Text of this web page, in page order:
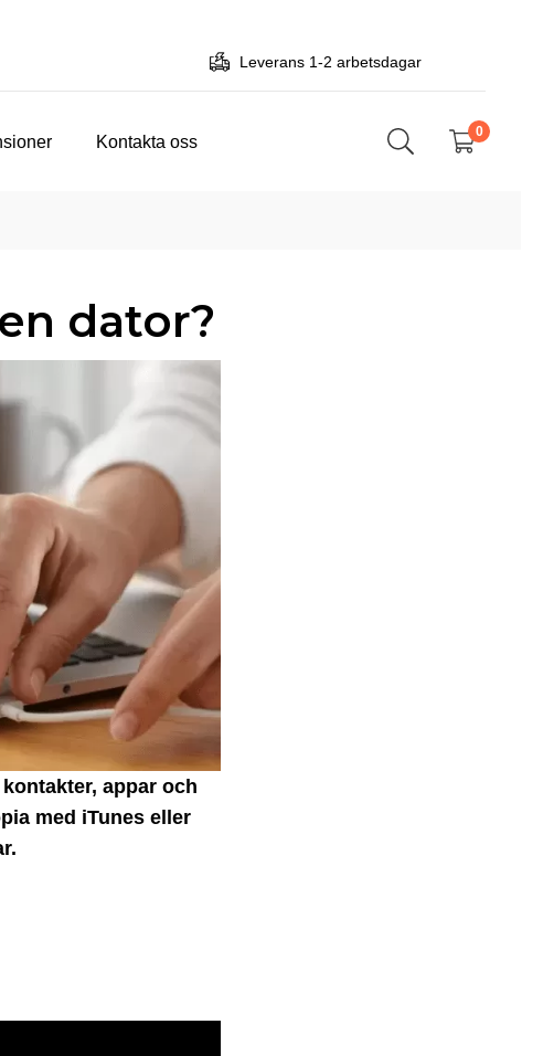
Leverans 1-2 arbetsdagar
Kontakta oss 0
dator?
appar och
med iTunes eller